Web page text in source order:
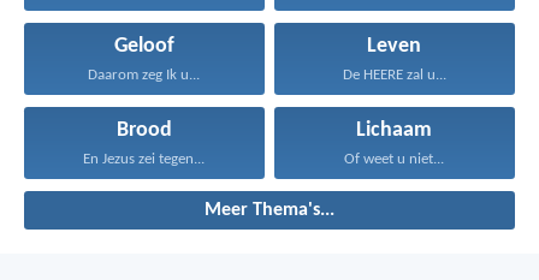
Geloof
Daarom zeg Ik u...
Leven
De HEERE zal u...
Brood
En Jezus zei tegen...
Lichaam
Of weet u niet...
Meer Thema's...